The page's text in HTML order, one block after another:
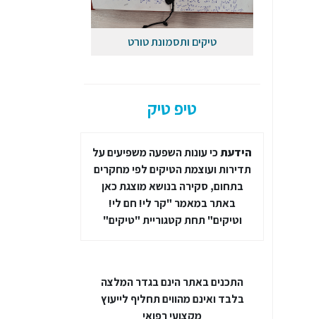
טיקים ותסמונת טורט
טיפ טיק
הידעתכי עונות השפעה משפיעים על
תדירות ועוצמת הטיקים לפי מחקרים
בתחום, סקירה בנושא מוצגת כאן
באתר במאמר "קר לי! חם לי!
וטיקים" תחת קטגוריית "טיקים"
התכנים באתר הינם בגדר המלצה
בלבד ואינם מהווים תחליף לייעוץ
מקצועי רפואי